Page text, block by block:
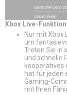
Xbox Live-
Nur mit Xbox
um
Treten Sie in
und schnelle
kooperatives
hat für jeden
Gaming-
mit Ihren